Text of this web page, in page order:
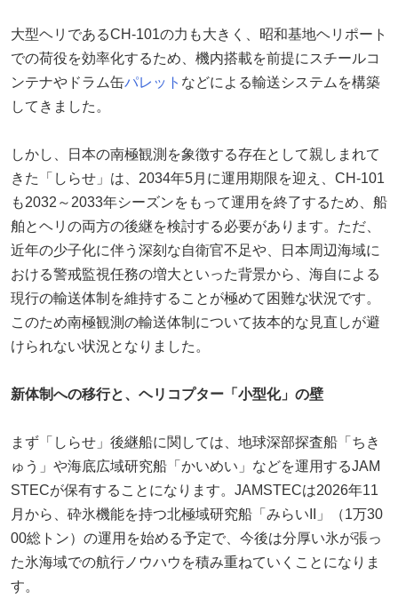
大型ヘリであるCH-101の力も大きく、昭和基地ヘリポート
での荷役を効率化するため、機内搭載を前提にスチールコ
ンテナやドラム缶パレット などによる輸送システムを構築
してきました。
しかし、日本の南極観測を象徴する存在として親しまれて
きた「しらせ」は、2034年5月に運用期限を迎え、CH-101
も2032～2033年シーズンをもって運用を終了するため、船
舶とヘリの両方の後継を検討する必要があります。ただ、
近年の少子化に伴う深刻な自衛官不足や、日本周辺海域に
おける警戒監視任務の増大といった背景から、海自による
現行の輸送体制を維持することが極めて困難な状況です。
このため南極観測の輸送体制について抜本的な見直しが避
けられない状況となりました。
新体制への移行と、ヘリコプター「小型化」の壁
まず「しらせ」後継船に関しては、地球深部探査船「ちき
ゅう」や海底広域研究船「かいめい」などを運用するJAM
STECが保有することになります。JAMSTECは2026年11
月から、砕氷機能を持つ北極域研究船「みらいII」（1万30
00総トン）の運用を始める予定で、今後は分厚い氷が張っ
た氷海域での航行ノウハウを積み重ねていくことになりま
す。